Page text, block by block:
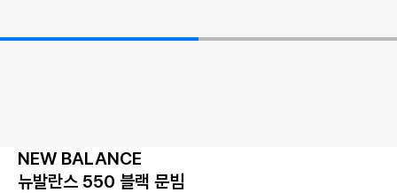
NEW BALANCE
뉴발란스 550 블랙 문빔